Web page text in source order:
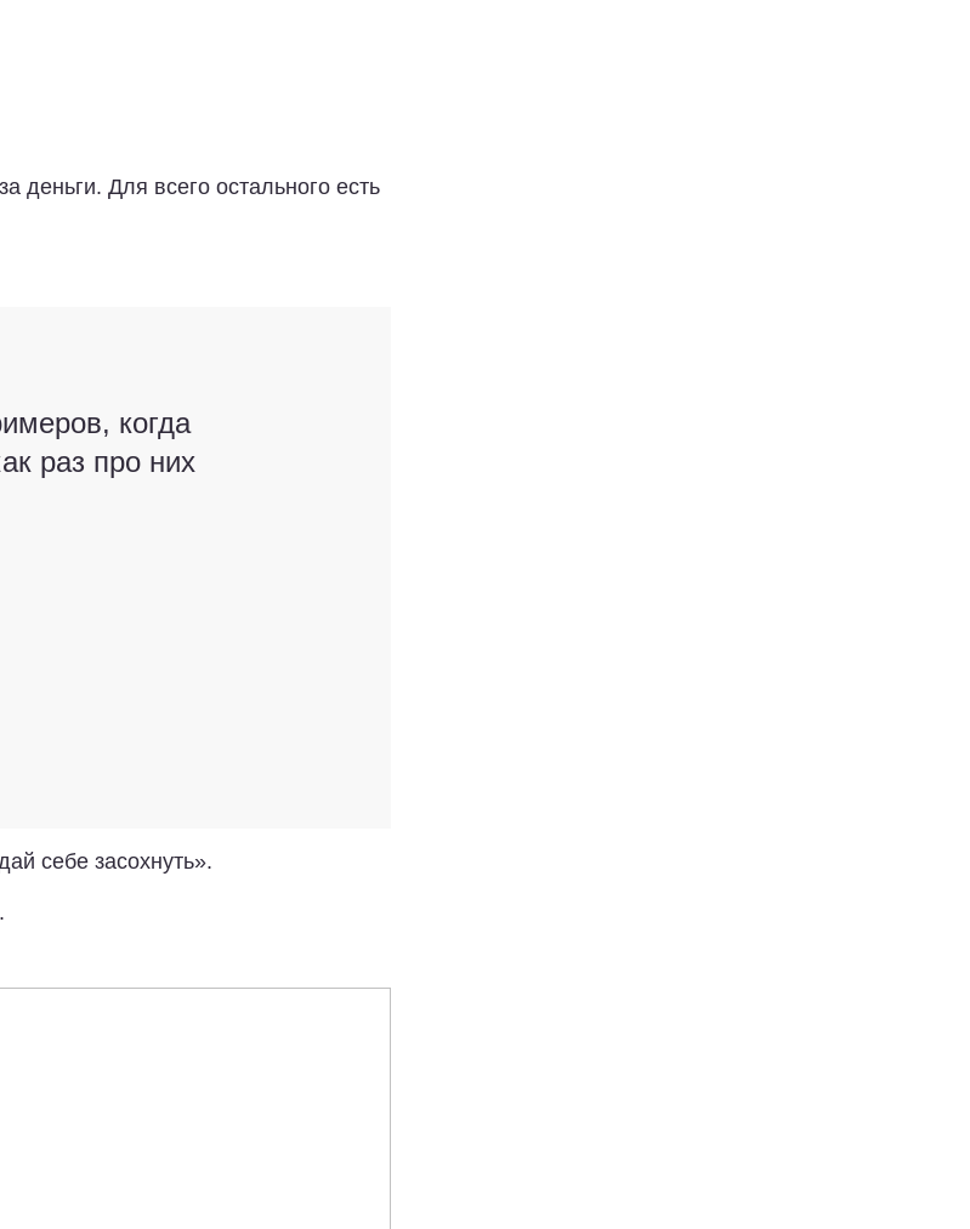
деньги. Для всего остального есть
когда
раз про них
себе засохнуть».